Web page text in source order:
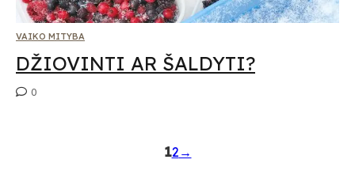
VAIKO MITYBA
DŽIOVINTI AR ŠALDYTI?
0
12 →